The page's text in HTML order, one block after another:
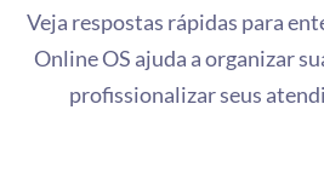
Veja respostas rápidas para
Online OS ajuda a organizar
profissionalizar seus